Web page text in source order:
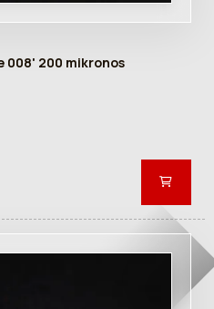
008' 200 mikronos